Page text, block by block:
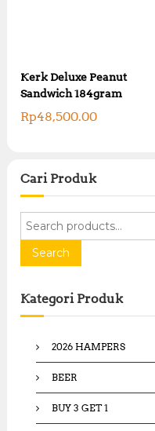
Kerk Deluxe Peanut
Sandwich 184gram
Rp48,500.00
Cari Produk
r
h
f
Search
Kategori Produk
2026 HAMPERS
BEER
BUY 3 GET 1